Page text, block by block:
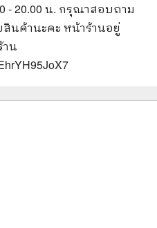
- 20.00 น. กรุณาสอบถาม
สินค้านะคะ หน้าร้านอยู่
น